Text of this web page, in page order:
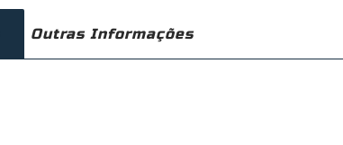
Outras Informações